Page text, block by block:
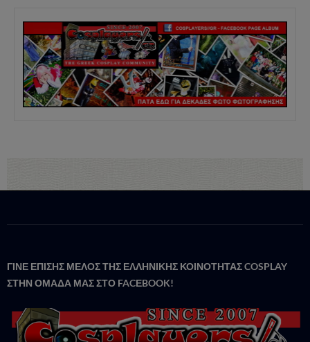
ΓΙΝΕ ΕΠΙΣΗΣ ΜΕΛΟΣ ΤΗΣ ΕΛΛΗΝΙΚΗΣ ΚΟΙΝΟΤΗΤΑΣ COSPLAY
ΣΤΗΝ ΟΜΑΔΑ ΜΑΣ ΣΤΟ FACΕBOOK!